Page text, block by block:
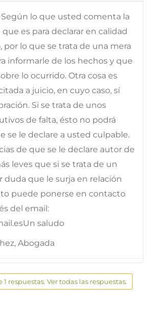
lo que usted comenta la
es para declarar en calidad
por lo que se trata de una mera
informarle de los hechos y que
lo ocurrido. Otra cosa es
a juicio, en cuyo caso, sí
Si se trata de unos
de falta, ésto no podrá
se le declare a usted culpable.
de que se le declare autor de
leves que si se trata de un
duda que le surja en relación
puede ponerse en contacto
del email:
saludo
Abogada
1 respuestas. Ver todas las respuestas.